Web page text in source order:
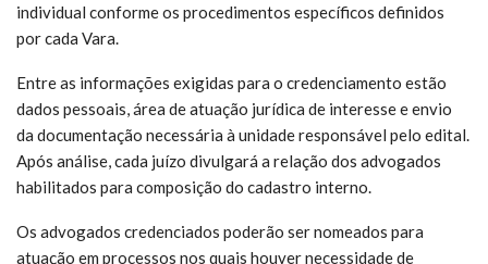
individual conforme os procedimentos específicos definidos
por cada Vara.
Entre as informações exigidas para o credenciamento estão
dados pessoais, área de atuação jurídica de interesse e envio
da documentação necessária à unidade responsável pelo edital.
Após análise, cada juízo divulgará a relação dos advogados
habilitados para composição do cadastro interno.
Os advogados credenciados poderão ser nomeados para
atuação em processos nos quais houver necessidade de